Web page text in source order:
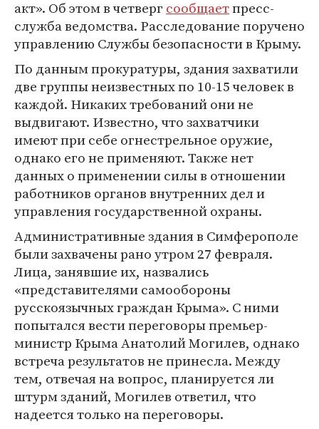
акт». Об этом в четверг сообщаетпресс-
служба ведомства. Расследование поручено
управлению Службы безопасности в Крыму.
По данным прокуратуры, здания захватили
две группы неизвестных по 10-15 человек в
каждой. Никаких требований они не
выдвигают. Известно, что захватчики
имеют при себе огнестрельное оружие,
однако его не применяют. Также нет
данных о применении силы в отношении
работников органов внутренних дел и
управления государственной охраны.
Административные здания в Симферополе
были захвачены рано утром 27 февраля.
Лица, занявшие их, назвались
«представителями самообороны
русскоязычных граждан Крыма». С ними
попытался вести переговоры премьер-
министр Крыма Анатолий Могилев, однако
встреча результатов не принесла. Между
тем, отвечая на вопрос, планируется ли
штурм зданий, Могилев ответил, что
надеется только на переговоры.